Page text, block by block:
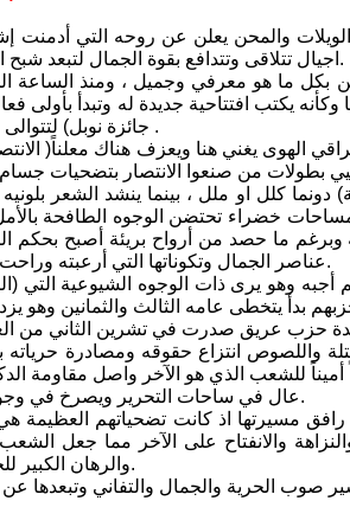
والمحن يعلن عن روحه التي أدمنت
اجيال تتلاقى وتتدافع بقوة الجمال لتبعد شبح اليأس والخيبة والإحباط.
بكل ما هو معرفي وجميل ، ومنذ الساعة
يكتب افتتاحية جديدة له وتبدأ بأولى
جائزة نوبل) لتتوالى ودونما انقطاع فعالياتها .
الهوى يغني هنا ويعزف هناك معلناً(
كلل او ملل ، بينما ينشد الشعر
خضراء تحتضن الوجوه الطافحة
وبرغم ما حصد من أرواح بريئة أصبح بحكم
عناصر الجمال وتكوناتها التي أرعبته وراحت تدفع به الى جهة الهباء.
واللصوص انتزاع حقوقه ومصادرة حرياته
للشعب الذي هو الآخر واصل مقاومة
عال في ساحات التحرير ويصرخ في وجوه حيتان الفساد(باطل).
مسيرتها اذ كانت تضحياتهم العظيمة هي
والانفتاح على الآخر مما جعل الشعب
والرهان الكبير للخلاص من ظلمة الدهور.
الحرية والجمال والتفاني وتبعدها عن